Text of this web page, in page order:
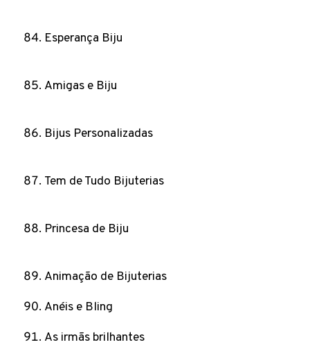
Esperança Biju
Amigas e Biju
Bijus Personalizadas
Tem de Tudo Bijuterias
Princesa de Biju
Animação de Bijuterias
Anéis e Bling
As irmãs brilhantes